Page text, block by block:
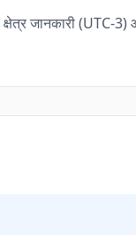
जानकारी (UTC-